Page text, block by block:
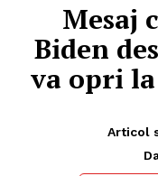
Mesaj
Biden
va opri
Articol